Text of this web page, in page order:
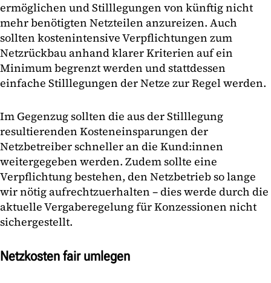
ermöglichen und Stilllegungen von künftig nicht
mehr benötigten Netzteilen anzureizen. Auch
sollten kostenintensive Verpflichtungen zum
Netzrückbau anhand klarer Kriterien auf ein
Minimum begrenzt werden und stattdessen
einfache Stilllegungen der Netze zur Regel werden.
Im Gegenzug sollten die aus der Stilllegung
resultierenden Kosteneinsparungen der
Netzbetreiber schneller an die Kund:innen
weitergegeben werden. Zudem sollte eine
Verpflichtung bestehen, den Netzbetrieb so lange
wir nötig aufrechtzuerhalten – dies werde durch die
aktuelle Vergaberegelung für Konzessionen nicht
sichergestellt.
Netzkosten fair umlegen